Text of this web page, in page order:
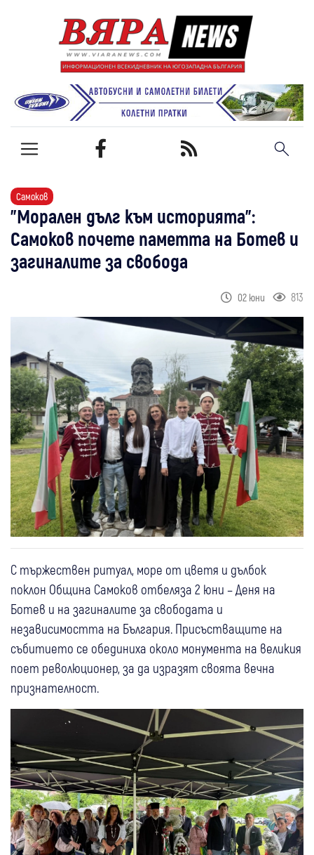
Самоков
"Морален дълг към историята":
Самоков почете паметта на Ботев и
загиналите за свобода
02 юни 813
С тържествен ритуал, море от цветя и дълбок
поклон Община Самоков отбеляза 2 юни – Деня на
Ботев и на загиналите за свободата и
независимостта на България. Присъстващите на
събитието се обединиха около монумента на великия
поет революционер, за да изразят своята вечна
признателност.